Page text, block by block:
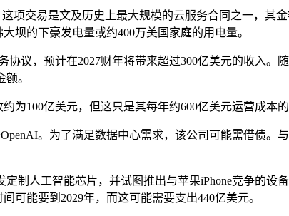
项交易是文及历史上最大规模的云服务合同之一，其
坝的下豪发电量或约400万美国家庭的用电量。
议，预计在2027财年将带来超过300亿美元的收入。
。
为100亿美元，但这只是其每年约600亿美元运营成本
。为了满足数据中心需求，该公司可能需借债。
制人工智能芯片，并试图推出与苹果iPhone竞争的设
可能要到2029年，而这可能需要支出440亿美元。